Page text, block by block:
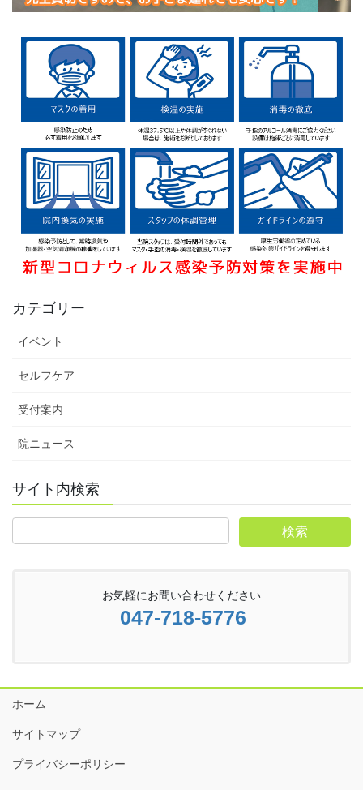
カテゴリー
イベント
セルフケア
受付案内
院ニュース
サイト内検索
お気軽にお問い合わせください
047-718-5776
ホーム
サイトマップ
プライバシーポリシー